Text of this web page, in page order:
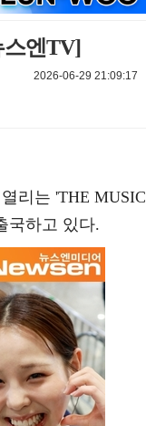
스엔TV]
2026-06-29 21:09:17
리는 'THE MUSIC
국하고 있다.